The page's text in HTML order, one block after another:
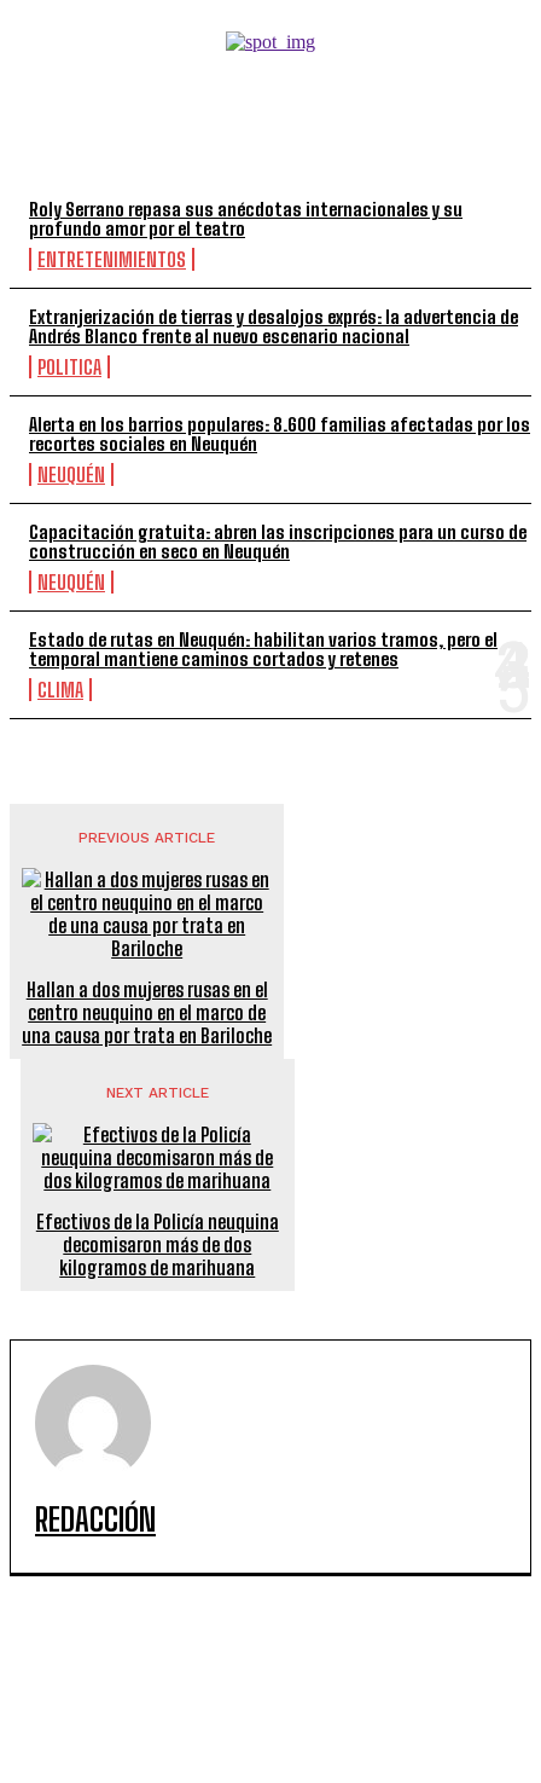
Roly Serrano repasa sus anécdotas internacionales y su
profundo amor por el teatro
ENTRETENIMIENTOS
Extranjerización de tierras y desalojos exprés: la advertencia de
Andrés Blanco frente al nuevo escenario nacional
POLITICA
Alerta en los barrios populares: 8.600 familias afectadas por los
recortes sociales en Neuquén
NEUQUÉN
Capacitación gratuita: abren las inscripciones para un curso de
construcción en seco en Neuquén
NEUQUÉN
Estado de rutas en Neuquén: habilitan varios tramos, pero el
temporal mantiene caminos cortados y retenes
CLIMA
PREVIOUS ARTICLE
Hallan a dos mujeres rusas en el
centro neuquino en el marco de
una causa por trata en Bariloche
NEXT ARTICLE
Efectivos de la Policía neuquina
decomisaron más de dos
kilogramos de marihuana
REDACCIÓN